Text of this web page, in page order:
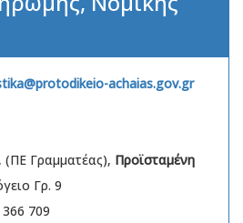
achaias.gov.gr
Γραμματέας), Προϊσταμένη
Γρ. 9
709